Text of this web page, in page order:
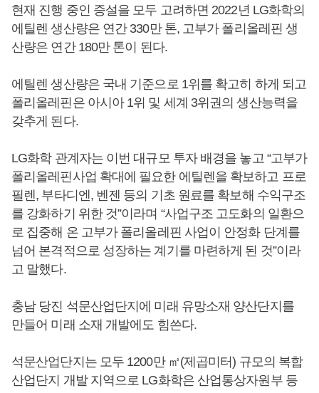
현재 진행 중인 증설을 모두 고려하면 2022년 LG화학의
에틸렌 생산량은 연간 330만 톤, 고부가 폴리올레핀 생
산량은 연간 180만 톤이 된다.
에틸렌 생산량은 국내 기준으로 1위를 확고히 하게 되고
폴리올레핀은 아시아 1위 및 세계 3위권의 생산능력을
갖추게 된다.
LG화학 관계자는 이번 대규모 투자 배경을 놓고 “고부가
폴리올레핀사업 확대에 필요한 에틸렌을 확보하고 프로
필렌, 부타디엔, 벤젠 등의 기초 원료를 확보해 수익구조
를 강화하기 위한 것”이라며 “사업구조 고도화의 일환으
로 집중해 온 고부가 폴리올레핀 사업이 안정화 단계를
넘어 본격적으로 성장하는 계기를 마련하게 된 것”이라
고 말했다.
충남 당진 석문산업단지에 미래 유망소재 양산단지를
만들어 미래 소재 개발에도 힘쓴다.
석문산업단지는 모두 1200만 ㎡(제곱미터) 규모의 복합
산업단지 개발 지역으로 LG화학은 산업통상자원부 등